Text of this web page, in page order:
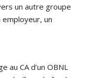
un autre groupe
un
au CA d’un OBNL